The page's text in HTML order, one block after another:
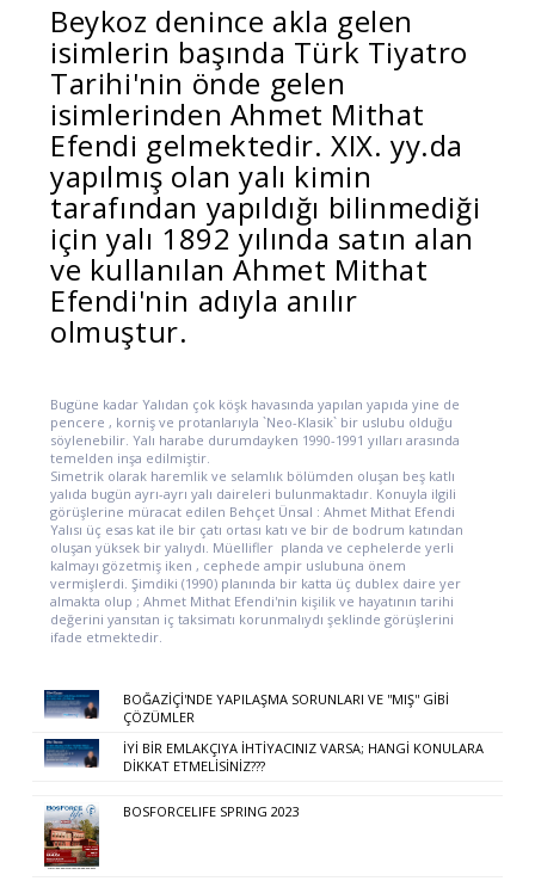
Beykoz denince akla gelen
isimlerin başında Türk Tiyatro
Tarihi'nin önde gelen
isimlerinden Ahmet Mithat
Efendi gelmektedir. XIX. yy.da
yapılmış olan yalı kimin
tarafından yapıldığı bilinmediği
için yalı 1892 yılında satın alan
ve kullanılan Ahmet Mithat
Efendi'nin adıyla anılır
olmuştur.
Bugüne kadar Yalıdan çok köşk havasında yapılan yapıda yine de
pencere , korniş ve protanlarıyla `Neo-Klasik` bir uslubu olduğu
söylenebilir. Yalı harabe durumdayken 1990-1991 yılları arasında
temelden inşa edilmiştir.
Simetrik olarak haremlik ve selamlık bölümden oluşan beş katlı
yalıda bugün ayrı-ayrı yalı daireleri bulunmaktadır. Konuyla ilgili
görüşlerine müracat edilen Behçet Ünsal : Ahmet Mithat Efendi
Yalısı üç esas kat ile bir çatı ortası katı ve bir de bodrum katından
oluşan yüksek bir yalıydı. Müellifler planda ve cephelerde yerli
kalmayı gözetmiş iken , cephede ampir uslubuna önem
vermişlerdi. Şimdiki (1990) planında bir katta üç dublex daire yer
almakta olup ; Ahmet Mithat Efendi'nin kişilik ve hayatının tarihi
değerini yansıtan iç taksimatı korunmalıydı şeklinde görüşlerini
ifade etmektedir.
BOĞAZİÇİ'NDE YAPILAŞMA SORUNLARI VE ''MIŞ'' GİBİ
ÇÖZÜMLER
İYİ BİR EMLAKÇIYA İHTİYACINIZ VARSA; HANGİ KONULARA
DİKKAT ETMELİSİNİZ???
BOSFORCELIFE SPRING 2023